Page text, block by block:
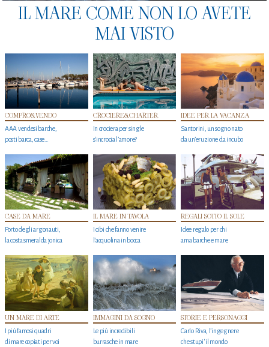
IL MARE COME NON LO AVETE
MAI VISTO
COMPRO&VENDO
AAA vendesi barche,
posti barca, case…
CROCIERE&CHARTER
In crociera per single
s'incrocia l’amore?
IDEE PER LA VACANZA
Santorini, un sogno nato
da un’eruzione da incubo
CASE DA MARE
Porto degli argonauti,
la costa smeralda jonica
IL MARE IN TAVOLA
I cibi che fanno venire
l’acquolina in bocca
REGALI SOTTO IL SOLE
Idee regalo per chi
ama barche e mare
UN MARE DI ARTE
I più famosi quadri
di mare copiati per voi
IMMAGINI DA SOGNO
Le più incredibili
burrasche in mare
STORIE E PERSONAGGI
Carlo Riva, l’ingegnere
che stupi' il mondo